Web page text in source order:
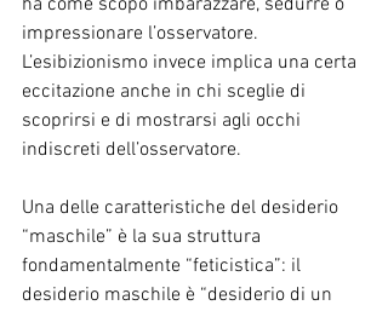
ha come scopo imbarazzare, sedurre o
impressionare l’osservatore.
L’esibizionismo invece implica una certa
eccitazione anche in chi sceglie di
scoprirsi e di mostrarsi agli occhi
indiscreti dell’osservatore.
Una delle caratteristiche del desiderio
“maschile” è la sua struttura
fondamentalmente “feticistica”: il
desiderio maschile è “desiderio di un